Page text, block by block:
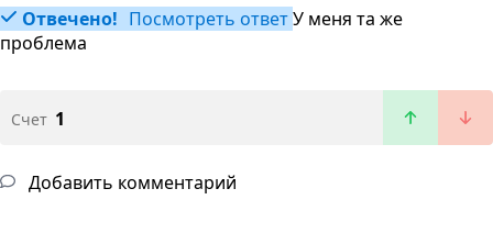
Отвечено! Посмотреть ответУ меня та же
проблема
Счет 1
Добавить комментарий